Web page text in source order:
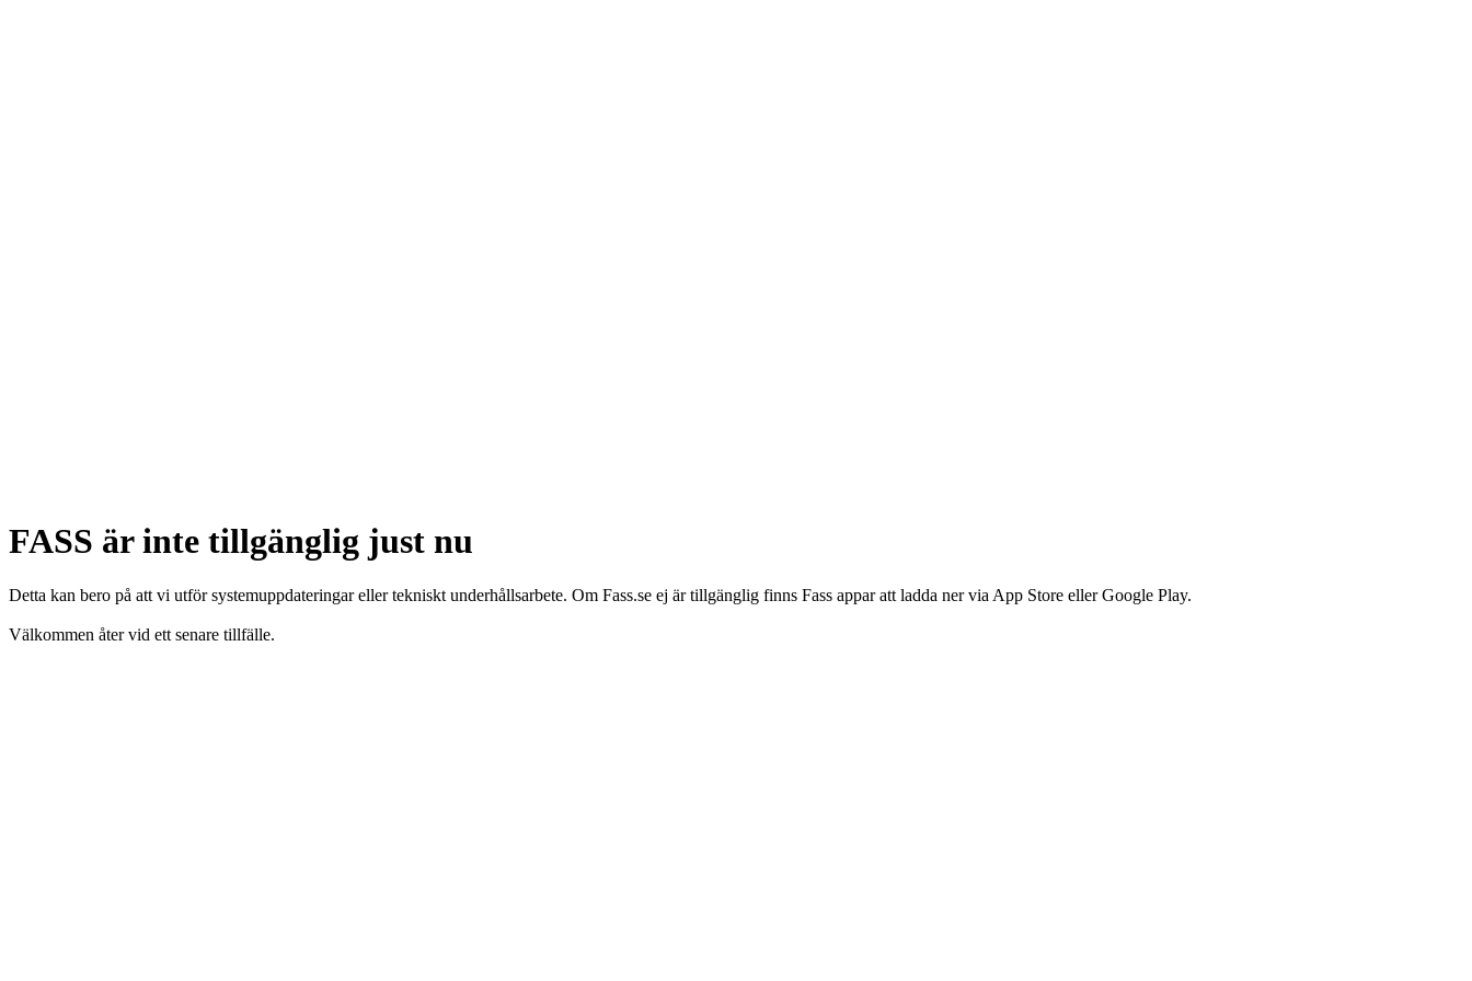
FASS är inte tillgänglig just nu
Detta kan bero på att vi utför systemuppdateringar eller tekniskt underhållsarbete. Om Fass.se ej är tillgänglig finns Fass appar att ladda ner via App Store eller Google Play.
Välkommen åter vid ett senare tillfälle.